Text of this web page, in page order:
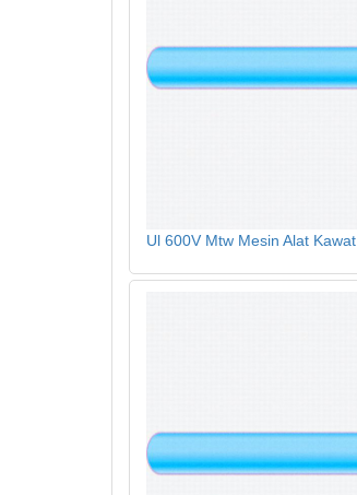
Ul 600V Mtw Mesin Alat Kawat